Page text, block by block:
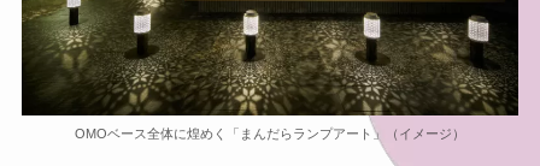
OMOベース全体に煌めく「まんだらランプアート」（イメージ）